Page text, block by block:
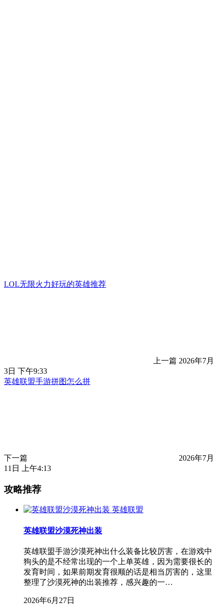
LOL无限火力好玩的英雄推荐
上一篇 2026年7月
3日 下午9:33
英雄联盟手游拼图怎么拼
下一篇
2026年7月
11日 上午4:13
攻略推荐
英雄联盟
英雄联盟沙漠死神出装
英雄联盟手游沙漠死神出什么装备比较厉害，在游戏中
狗头的是不经常出现的一个上单英雄，因为需要很长的
发育时间，如果前期发育很顺的话是相当厉害的，这里
整理了沙漠死神的出装推荐，感兴趣的一…
2026年6月27日